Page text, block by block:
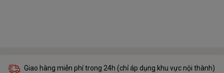
Giao hàng miễn phí trong 24h (chỉ áp dụng khu vực nội thành)